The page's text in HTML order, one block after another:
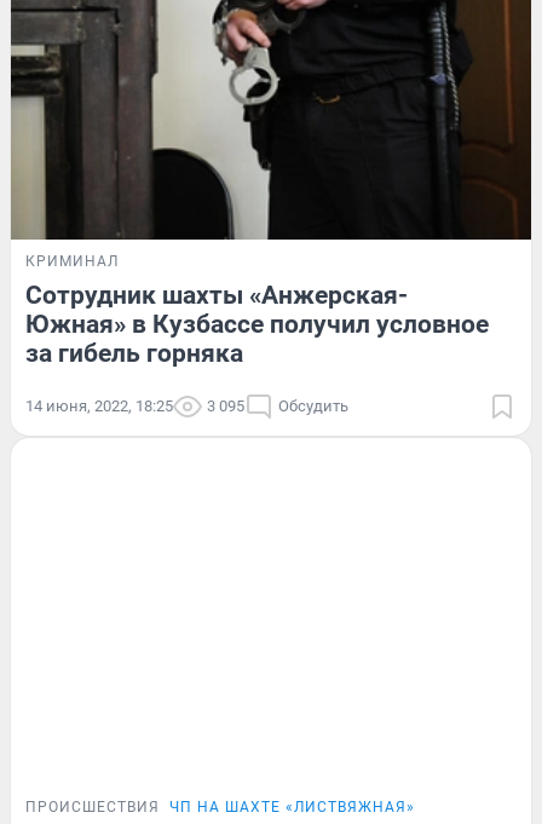
КРИМИНАЛ
Сотрудник шахты «Анжерская-
Южная» в Кузбассе получил условное
за гибель горняка
14 июня, 2022, 18:25 3 095 Обсудить
ПРОИСШЕСТВИЯ ЧП НА ШАХТЕ «ЛИСТВЯЖНАЯ»